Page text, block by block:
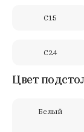
C15
C24
Цвет
Белый